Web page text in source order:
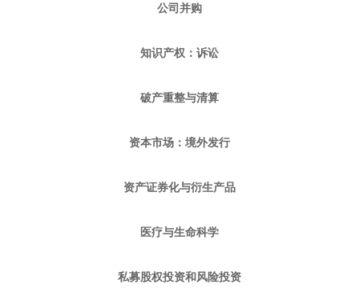
公司并购
知识产权：诉讼
破产重整与清算
资本市场：境外发行
资产证券化与衍生产品
医疗与生命科学
私募股权投资和风险投资